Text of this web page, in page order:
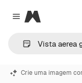
Close menu
Magnific
Crie uma imagem